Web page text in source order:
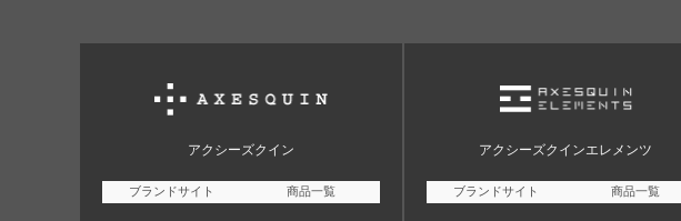
アクシーズクイン
ブランドサイト 商品一覧
アクシーズクインエレメンツ
ブランドサイト 商品一覧